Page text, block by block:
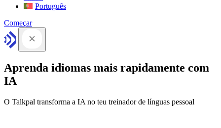
Português
Começar
Aprenda idiomas mais rapidamente com
IA
O Talkpal transforma a IA no teu treinador de línguas pessoal